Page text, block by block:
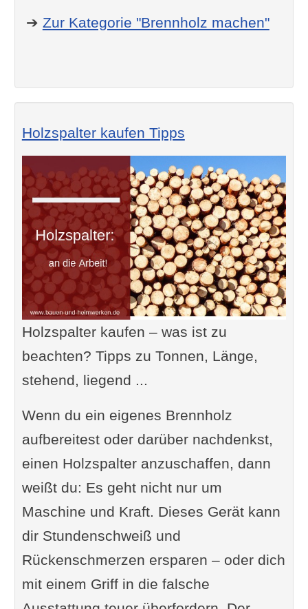
➔ Zur Kategorie "Brennholz machen"
Holzspalter kaufen Tipps
Holzspalter kaufen – was ist zu
beachten? Tipps zu Tonnen, Länge,
stehend, liegend ...
Wenn du ein eigenes Brennholz
aufbereitest oder darüber nachdenkst,
einen Holzspalter anzuschaffen, dann
weißt du: Es geht nicht nur um
Maschine und Kraft. Dieses Gerät kann
dir Stundenschweiß und
Rückenschmerzen ersparen – oder dich
mit einem Griff in die falsche